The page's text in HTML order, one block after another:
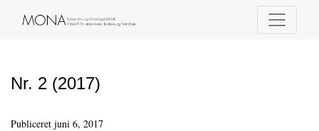
Nr. 2 (2017)
Publiceret juni 6, 2017